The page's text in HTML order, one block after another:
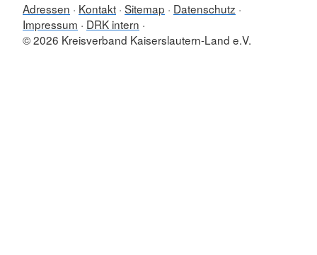
Adressen Kontakt Sitemap
Datenschutz
Impressum
DRK intern
© 2026 Kreisverband Kaiserslautern-Land e.V.